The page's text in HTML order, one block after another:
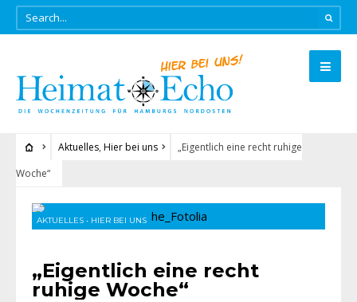
Aktuelles, Hier bei uns
„Eigentlich eine recht ruhige
Woche“
AKTUELLES • HIER BEI UNS
„Eigentlich eine recht
ruhige Woche“